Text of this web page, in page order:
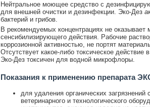
Нейтральное моющее средство с
для внешней очистки и дезинфекции. Эко-Дез
бактерий и грибов.
В рекомендуемых концентрациях не
сенсибилизирующего действия. Рабочие
коррозионной активностью, не портят
Отсутствует какое-либо токсическое
Эко-Дез токсичен для водной микрофлоры.
Показания к применению препарата
для удаления органических
ветеринарного и технологического